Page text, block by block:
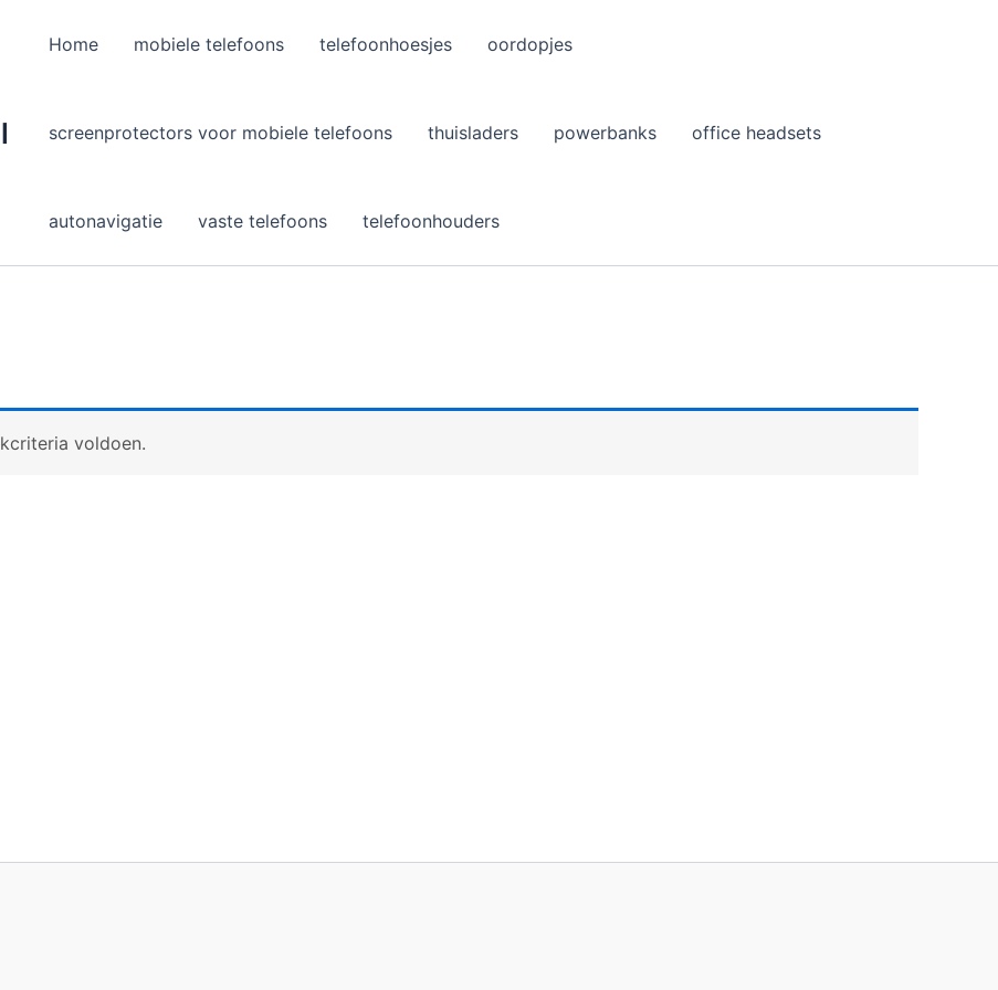
Home mobiele telefoons telefoonhoesjes oordopjes
screenprotectors voor mobiele telefoons thuisladers powerbanks office headsets
autonavigatie vaste telefoons telefoonhouders
voldoen.